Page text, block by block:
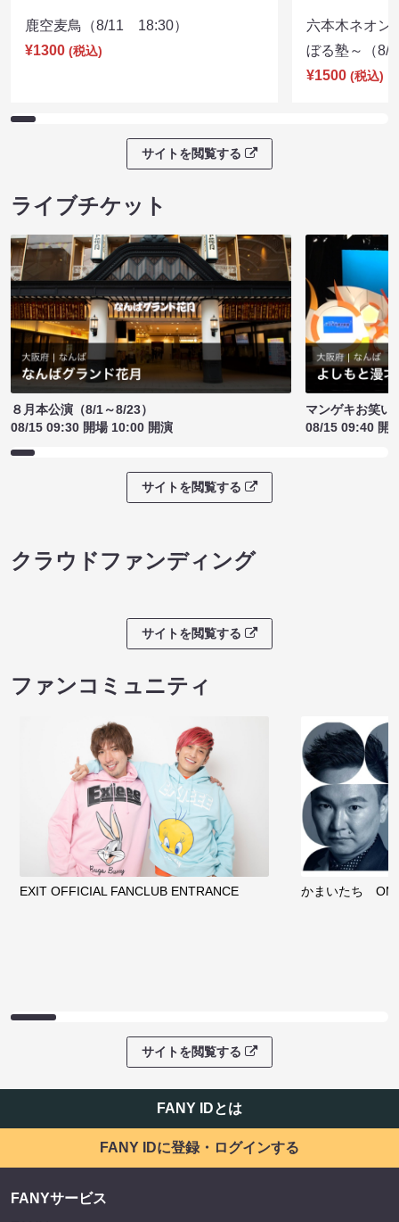
鹿空麦鳥（8/11 18:30）
¥1300 (税込)
六本木ネオン
ぼる塾～（
¥1500 (税込)
サイトを閲覧する
ライブチケット
８月本公演（8/1～8/23）
08/15 09:30 開場 10:00 開演
マンゲキお笑い
08/15 09:40 開
サイトを閲覧する
クラウドファンディング
サイトを閲覧する
ファンコミュニティ
EXIT OFFICIAL FANCLUB ENTRANCE かまいたち
サイトを閲覧する
FANY IDとは
FANY IDに登録・ログインする
FANYサービス